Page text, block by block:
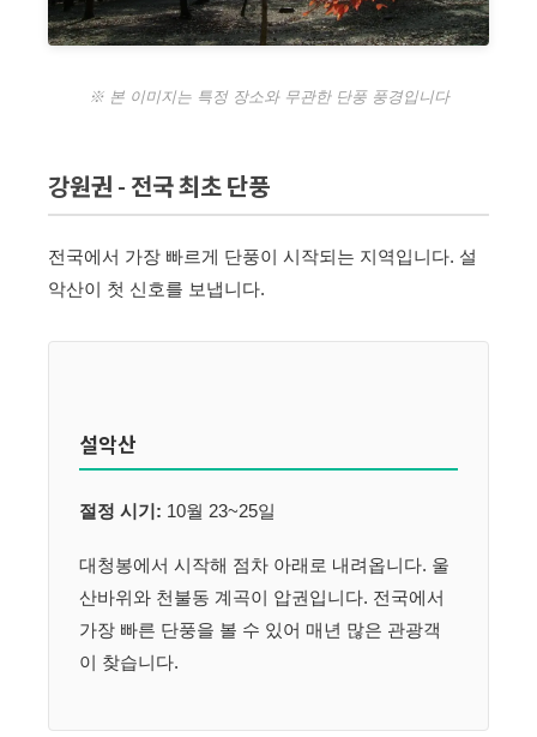
※ 본 이미지는 특정 장소와 무관한 단풍 풍경입니다
강원권 - 전국 최초 단풍
전국에서 가장 빠르게 단풍이 시작되는 지역입니다. 설
악산이 첫 신호를 보냅니다.
설악산
절정 시기: 10월 23~25일
대청봉에서 시작해 점차 아래로 내려옵니다. 울
산바위와 천불동 계곡이 압권입니다. 전국에서
가장 빠른 단풍을 볼 수 있어 매년 많은 관광객
이 찾습니다.